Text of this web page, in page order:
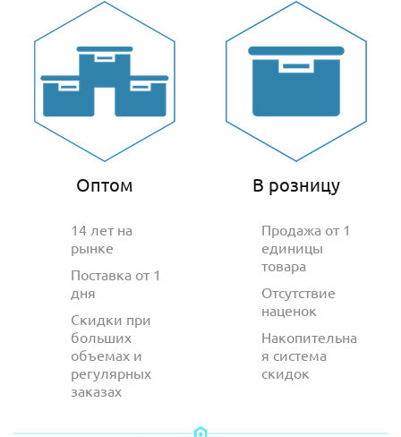
Оптом
14 лет на
рынке
Поставка от 1
дня
Скидки при
больших
объемах и
регулярных
заказах
В розницу
Продажа от 1
единицы
товара
Отсутствие
наценок
Накопительна
я система
скидок